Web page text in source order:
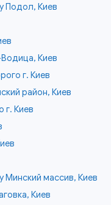
Подол, Киев
Киев
г. Киев
район, Киев
г. Киев
Минский массив, Киев
Киев